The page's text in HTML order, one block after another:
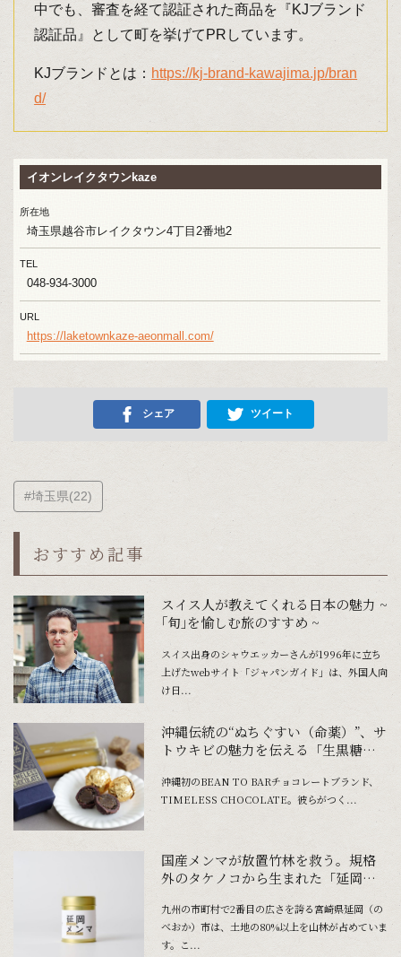
中でも、審査を経て認証された商品を『KJブランド
認証品』として町を挙げてPRしています。
KJブランドとは： https://kj-brand-kawajima.jp/bran
d/
イオンレイクタウンkaze
所在地
埼玉県越谷市レイクタウン4丁目2番地2
TEL
048-934-3000
URL
https://laketownkaze-aeonmall.com/
シェア ツイート
#埼玉県(22)
おすすめ記事
スイス人が教えてくれる日本の魅力 ~
｢旬｣を愉しむ旅のすすめ ~
スイス出身のシャウエッカーさんが1996年に立ち
上げたwebサイト「ジャパンガイド」は、外国人向
け日...
沖縄伝統の“ぬちぐすい（命薬）”、サ
トウキビの魅力を伝える「生黒糖ボ
ンボンショコラ」
沖縄初のBEAN TO BARチョコレートブランド、
TIMELESS CHOCOLATE。彼らがつく...
国産メンマが放置竹林を救う。規格
外のタケノコから生まれた「延岡メ
九州の市町村で2番目の広さを誇る宮崎県延岡（の
べおか）市は、土地の80%以上を山林が占めていま
す。こ...